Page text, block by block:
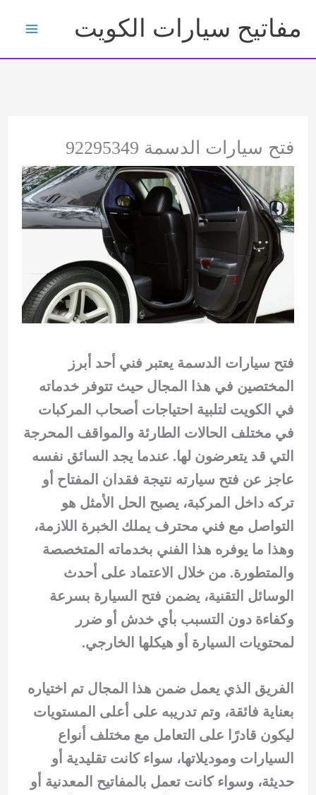
إلى
المحتوى
مفاتيح سيارات الكويت
فتح سيارات الدسمة 92295349
فتح سيارات الدسمة يعتبر فني أحد أبرز
المختصين في هذا المجال حيث تتوفر خدماته
في الكويت لتلبية احتياجات أصحاب المركبات
في مختلف الحالات الطارئة والمواقف المحرجة
التي قد يتعرضون لها. عندما يجد السائق نفسه
عاجز عن فتح سيارته نتيجة فقدان المفتاح أو
تركه داخل المركبة، يصبح الحل الأمثل هو
التواصل مع فني محترف يملك الخبرة اللازمة،
وهذا ما يوفره هذا الفني بخدماته المتخصصة
والمتطورة. من خلال الاعتماد على أحدث
الوسائل التقنية، يضمن فتح السيارة بسرعة
وكفاءة دون التسبب بأي خدش أو ضرر
لمحتويات السيارة أو هيكلها الخارجي.
الفريق الذي يعمل ضمن هذا المجال تم اختياره
بعناية فائقة، وتم تدريبه على أعلى المستويات
ليكون قادرًا على التعامل مع مختلف أنواع
السيارات وموديلاتها، سواء كانت تقليدية أو
حديثة، وسواء كانت تعمل بالمفاتيح المعدنية أو